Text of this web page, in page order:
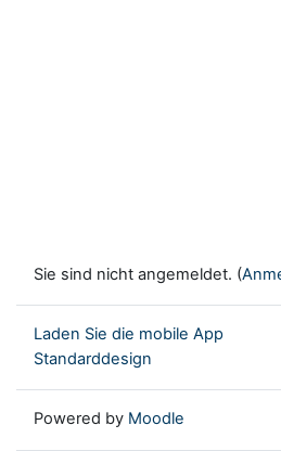
Sie sind nicht angemeldet. (
Laden Sie die mobile App
Standarddesign
Powered by Moodle